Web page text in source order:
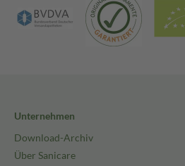
Unternehmen
Download-Archiv
Über Sanicare